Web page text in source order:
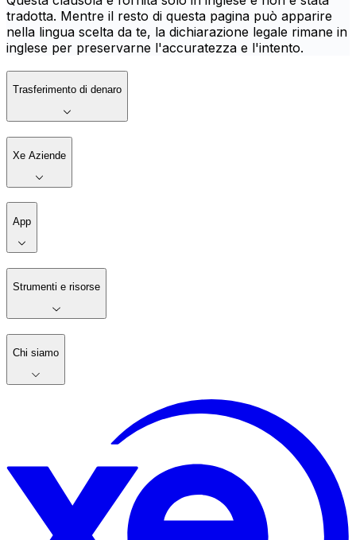
tradotta. Mentre il resto di questa pagina può apparire
nella lingua scelta da te, la dichiarazione legale rimane in
inglese per preservarne l'accuratezza e l'intento.
Trasferimento di denaro
Xe Aziende
App
Strumenti e risorse
Chi siamo